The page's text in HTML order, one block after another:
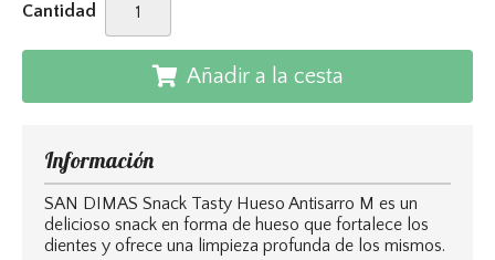
Cantidad
Añadir a la cesta
Información
SAN DIMAS Snack Tasty Hueso Antisarro M es un
delicioso snack en forma de hueso que fortalece los
dientes y ofrece una limpieza profunda de los mismos.